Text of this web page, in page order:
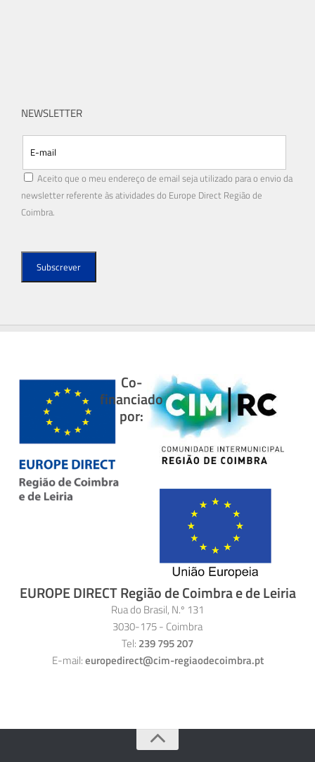
NEWSLETTER
Aceito que o meu endereço de email seja utilizado para o envio da
newsletter referente às atividades do Europe Direct Região de
Coimbra.
Co-
financiado
por:
EUROPE DIRECT Região de Coimbra e de Leiria
Rua do Brasil, N.º 131
3030-175 - Coimbra
Tel: 239 795 207
E-mail:europedirect@cim-regiaodecoimbra.pt